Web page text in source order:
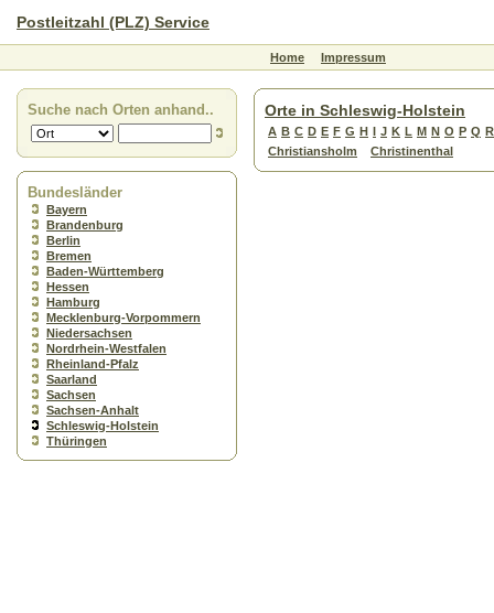
Postleitzahl (PLZ) Service
Home Impressum
Suche nach Orten anhand..
Bundesländer
Bayern
Brandenburg
Berlin
Bremen
Baden-Württemberg
Hessen
Hamburg
Mecklenburg-Vorpommern
Niedersachsen
Nordrhein-Westfalen
Rheinland-Pfalz
Saarland
Sachsen
Sachsen-Anhalt
Schleswig-Holstein
Thüringen
Orte in Schleswig-Holstein
A B C D E F G H I J K L M N O P Q R
Christiansholm
Christinenthal